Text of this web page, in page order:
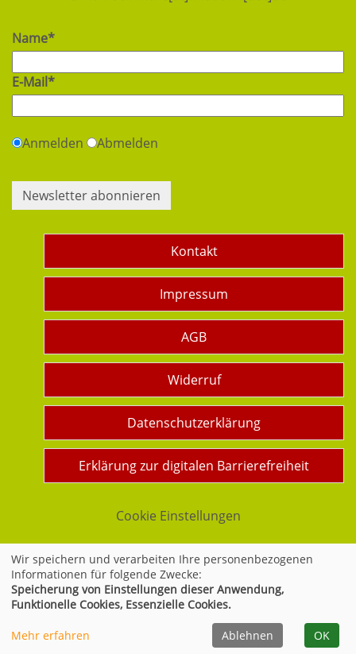
Name*
E-Mail*
Anmelden Abmelden
Newsletter abonnieren
Kontakt
Impressum
AGB
Widerruf
Datenschutzerklärung
Erklärung zur digitalen Barrierefreiheit
Cookie Einstellungen
Widerrufsformular
Wir speichern und verarbeiten Ihre personenbezogenen
Informationen für folgende Zwecke:
Speicherung von Einstellungen dieser Anwendung,
Funktionelle Cookies, Essenzielle Cookies.
Mehr erfahren Ablehnen OK